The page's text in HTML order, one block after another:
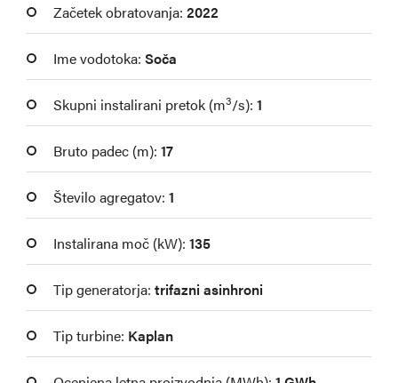
Začetek obratovanja: 2022
Ime vodotoka: Soča
Skupni instalirani pretok (m3/s): 1
Bruto padec (m): 17
Število agregatov: 1
Instalirana moč (kW): 135
Tip generatorja: trifazni asinhroni
Tip turbine: Kaplan